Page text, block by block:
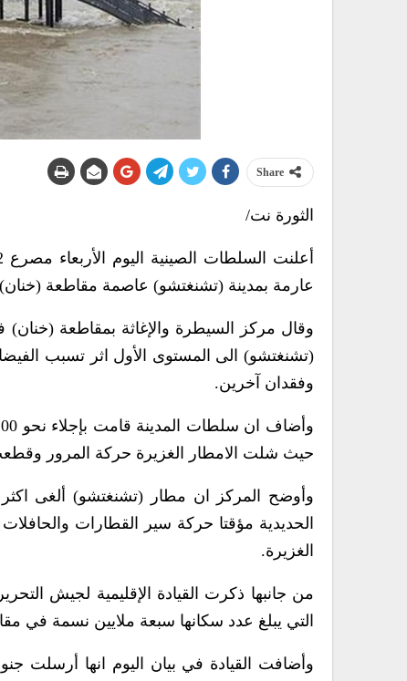
Share
الثورة نت/
عارمة بمدينة (تشنغتشو) عاصمة مقاطعة (خنان)
وقال مركز السيطرة والإغاثة بمقاطعة (خنان)
وفقدان آخرين.
حيث شلت الامطار الغزيرة حركة المرور
الحديدية مؤقتا حركة سير القطارات
الغزيرة.
التي يبلغ عدد سكانها سبعة ملايين نسمة في
وأضافت القيادة في بيان اليوم انها أرسلت